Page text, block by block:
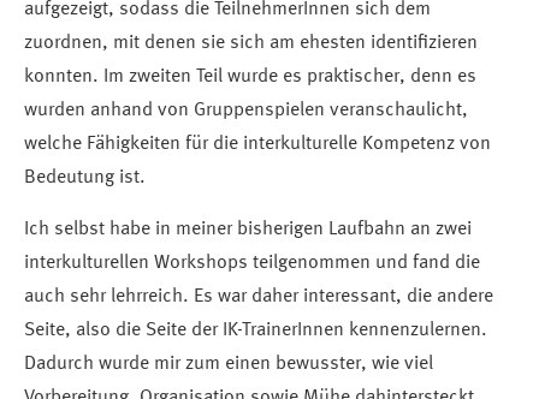
aufgezeigt, sodass die TeilnehmerInnen sich dem
zuordnen, mit denen sie sich am ehesten identifizieren
konnten. Im zweiten Teil wurde es praktischer, denn es
wurden anhand von Gruppenspielen veranschaulicht,
welche Fähigkeiten für die interkulturelle Kompetenz von
Bedeutung ist.
Ich selbst habe in meiner bisherigen Laufbahn an zwei
interkulturellen Workshops teilgenommen und fand die
auch sehr lehrreich. Es war daher interessant, die andere
Seite, also die Seite der IK-TrainerInnen kennenzulernen.
Dadurch wurde mir zum einen bewusster, wie viel